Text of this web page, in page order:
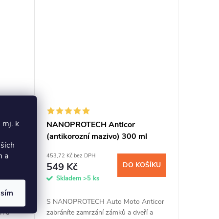
mj. k
a
a
NANOPROTECH Anticor
(antikorozní mazivo) 300 ml
453,72 Kč bez DPH
549 Kč
Skladem >5 ks
DO KOŠÍKU
S NANOPROTECH Auto Moto Anticor
zabráníte zamrzání zámků a dveří a